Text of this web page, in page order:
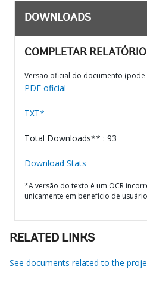
DOWNLOADS
COMPLETAR RELATÓRIO
Versão oficial do documento (pode
PDF oficial
TXT*
Total Downloads** : 93
Download Stats
*A versão do texto é um OCR
unicamente em benefício de
RELATED LINKS
See documents related to the